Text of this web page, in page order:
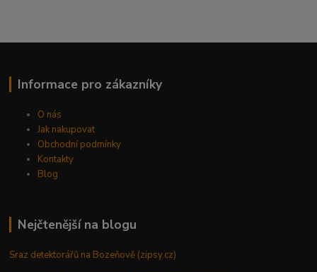
Informace pro zákazníky
O nás
Jak nakupovat
Obchodní podmínky
Kontakty
Blog
Nejčtenější na blogu
Sraz detektorářů na Bozeňově (zipsy.cz)